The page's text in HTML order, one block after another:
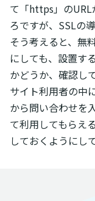
て「https」のURL
ろですが、SSLの
そう考えると、無
にしても、設置す
かどうか、確認し
サイト利用者の中
から問い合わせを
て利用してもらえ
しておくようにし